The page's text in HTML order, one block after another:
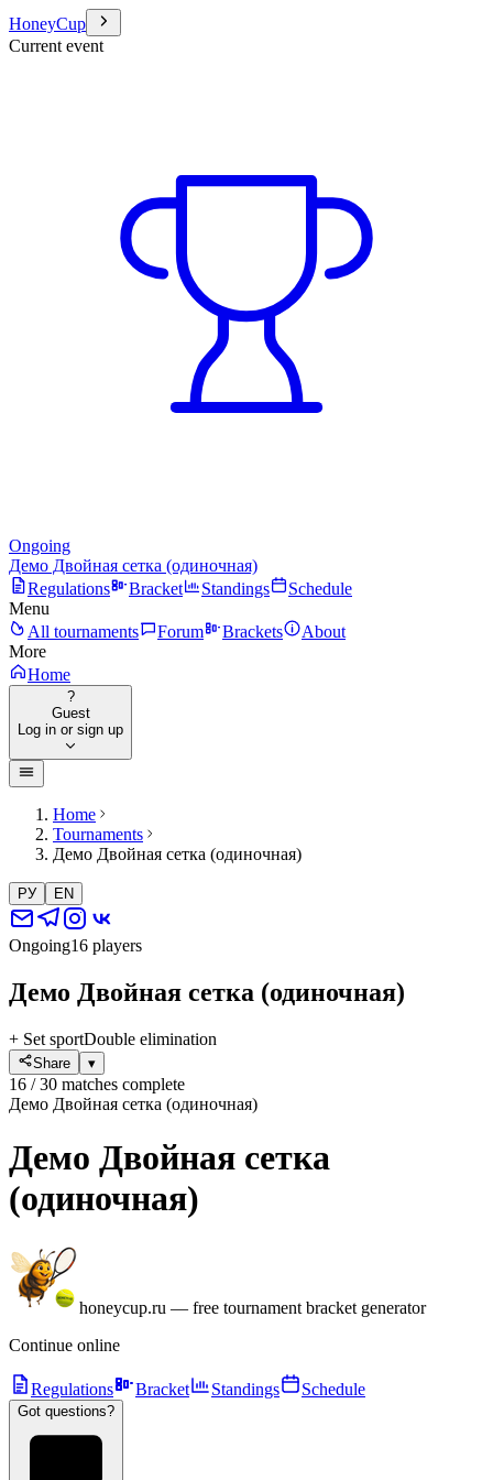
HoneyCup
Current event
Ongoing
Демо Двойная сетка (одиночная)
Regulations
Bracket Standings
Schedule
Menu
All tournaments
Forum Brackets
About
More
Home
?
Guest
Log in or sign up
Home
Tournaments
Демо Двойная сетка (одиночная)
РУ EN
Ongoing16 players
Демо Двойная сетка (одиночная)
+ Set sportDouble elimination
Share ▾
16 / 30 matches complete
Демо Двойная сетка (одиночная)
Демо Двойная сетка
(одиночная)
honeycup.ru — free tournament bracket generator
Continue online
Regulations Bracket Standings Schedule
Got questions?